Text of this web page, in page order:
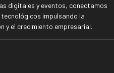
digitales y eventos, conectamos
impulsando la
y el crecimiento empresarial.